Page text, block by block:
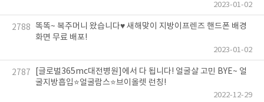
2023-01-02
2788 똑똑~ 복주머니 왔습니다♥ 새해맞이 지방이프렌즈 핸드폰 배경
화면 무료 배포!
2023-01-02
2787
[글로벌365mc대전병원]에서 다 됩니다! 얼굴살 고민 BYE~ 얼
굴지방흡입⭐얼굴람스⭐브이올렛 런칭!
2022-12-29